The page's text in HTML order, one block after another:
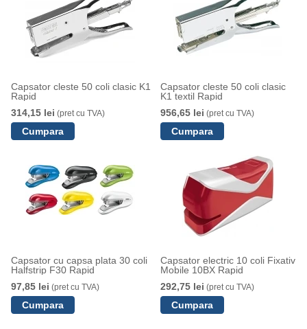
Capsator cleste 50 coli clasic K1
Rapid
314,15 lei (pret cu TVA)
Capsator cleste 50 coli clasic
K1 textil Rapid
956,65 lei (pret cu TVA)
Capsator cu capsa plata 30 coli
Halfstrip F30 Rapid
97,85 lei (pret cu TVA)
Capsator electric 10 coli Fixativ
Mobile 10BX Rapid
292,75 lei (pret cu TVA)